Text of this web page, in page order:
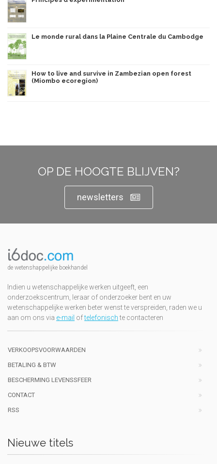
Le monde rural dans la Plaine Centrale du Cambodge
How to live and survive in Zambezian open forest
(Miombo ecoregion)
OP DE HOOGTE BLIJVEN?
newsletters
de wetenshappelijke boekhandel
Indien u wetenschappelijke werken uitgeeft, een
onderzoekscentrum, leraar of onderzoeker bent en uw
wetenschappelijke werken beter wenst te verspreiden, raden we u
aan om ons via e-mail oftelefonischte contacteren
VERKOOPSVOORWAARDEN
BETALING & BTW
BESCHERMING LEVENSSFEER
CONTACT
RSS
Nieuwe titels